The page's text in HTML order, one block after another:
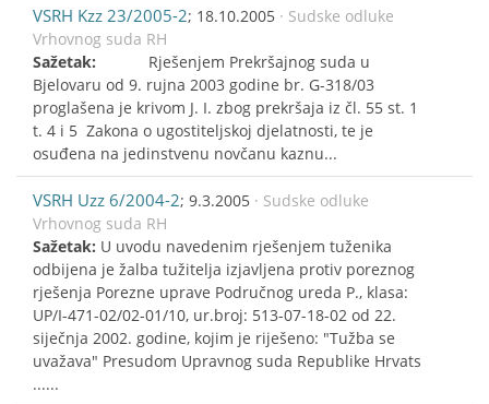
VSRH Kzz 23/2005-2; 18.10.2005 · Sudske odluke
Vrhovnog suda RH
Sažetak:
Rješenjem Prekršajnog suda u
Bjelovaru od 9. rujna 2003 godine br. G-318/03
proglašena je krivom J. I. zbog prekršaja iz čl. 55 st. 1
t. 4 i 5 Zakona o ugostiteljskoj djelatnosti, te je
osuđena na jedinstvenu novčanu kaznu...
VSRH Uzz 6/2004-2; 9.3.2005 · Sudske odluke
Vrhovnog suda RH
Sažetak: U uvodu navedenim rješenjem tuženika
odbijena je žalba tužitelja izjavljena protiv poreznog
rješenja Porezne uprave Područnog ureda P., klasa:
UP/I-471-02/02-01/10, ur.broj: 513-07-18-02 od 22.
siječnja 2002. godine, kojim je riješeno: "Tužba se
uvažava" Presudom Upravnog suda Republike Hrvats
......